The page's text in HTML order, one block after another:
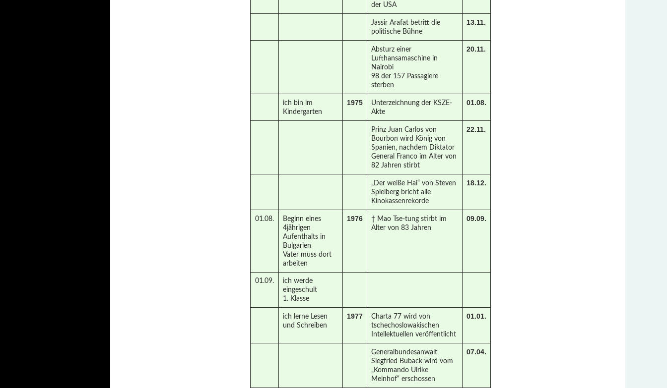
der USA
Jassir Arafat betritt die
politische Bühne
13.11.
Absturz einer
Lufthansamaschine in
Nairobi
98 der 157 Passagiere
sterben
20.11.
ich bin im
Kindergarten
1975
Unterzeichnung der KSZE-
Akte
01.08.
Prinz Juan Carlos von
Bourbon wird König von
Spanien, nachdem Diktator
General Franco im Alter von
82 Jahren stirbt
22.11.
„Der weiße Hai“ von Steven
Spielberg bricht alle
Kinokassenrekorde
18.12.
01.08.
Beginn eines
4jährigen
Aufenthalts in
Bulgarien
Vater muss dort
arbeiten
1976
† Mao Tse-tung stirbt im
Alter von 83 Jahren
09.09.
01.09.
ich werde
eingeschult
1. Klasse
ich lerne Lesen
und Schreiben
1977
Charta 77 wird von
tschechoslowakischen
Intellektuellen veröffentlicht
01.01.
Generalbundesanwalt
Siegfried Buback wird vom
„Kommando Ulrike
Meinhof“ erschossen
07.04.